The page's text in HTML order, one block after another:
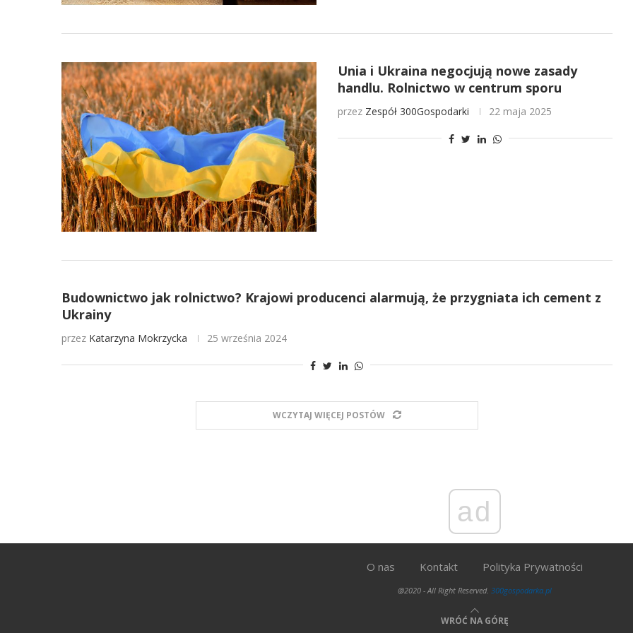
Unia i Ukraina negocjują nowe zasady
handlu. Rolnictwo w centrum sporu
przez Zespół 300Gospodarki 22 maja 2025
Budownictwo jak rolnictwo? Krajowi producenci alarmują, że przygniata ich cement z
Ukrainy
przez Katarzyna Mokrzycka 25 września 2024
WCZYTAJ WIĘCEJ POSTÓW
ad
O nas Kontakt Polityka Prywatności
@2020 - All Right Reserved. 300gospodarka.pl
WRÓĆ NA GÓRĘ